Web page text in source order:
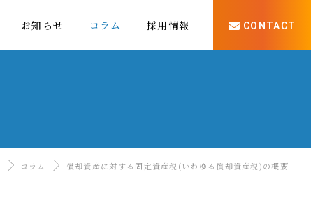
お知らせ コラム 採用情報 CONTACT
コラム 償却資産に対する固定資産税(いわゆる償却資産税)の概要